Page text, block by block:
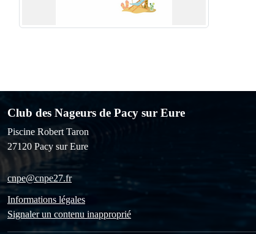
Club des Nageurs de Pacy sur Eure
Piscine Robert Taron
27120 Pacy sur Eure
cnpe@cnpe27.fr
Informations légales
Signaler un contenu inapproprié